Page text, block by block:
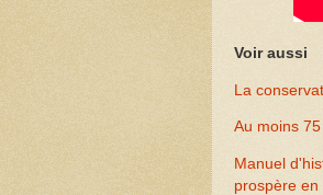
Voir aussi
La
Au moins
Manuel
prospère en